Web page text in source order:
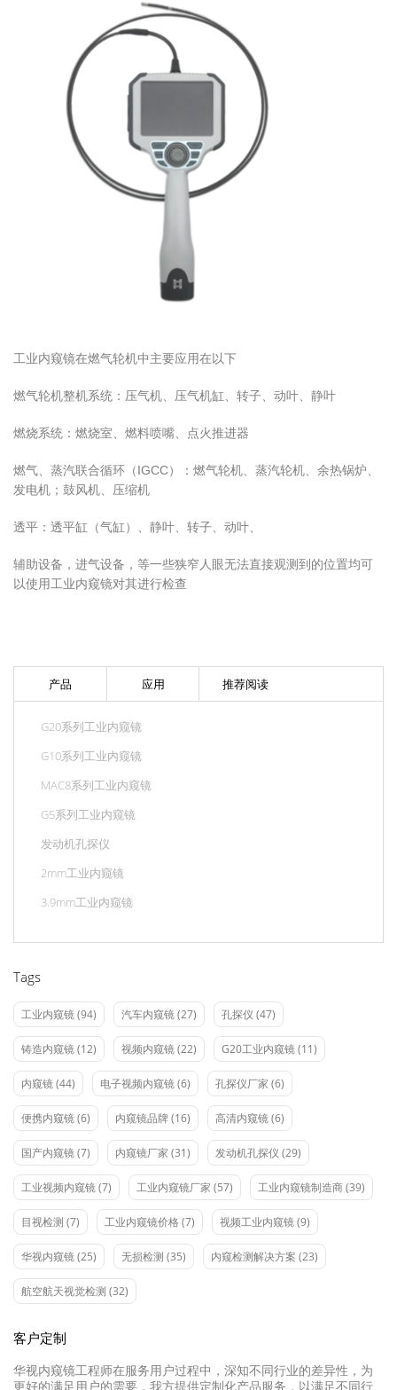
工业内窥镜在燃气轮机中主要应用在以下
燃气轮机整机系统：压气机、压气机缸、转子、动叶、静叶
燃烧系统：燃烧室、燃料喷嘴、点火推进器
燃气、蒸汽联合循环（IGCC）：燃气轮机、蒸汽轮机、余热锅炉、
发电机；鼓风机、压缩机
透平：透平缸（气缸）、静叶、转子、动叶、
辅助设备，进气设备，等一些狭窄人眼无法直接观测到的位置均可
以使用工业内窥镜对其进行检查
产品 应用 推荐阅读
G20系列工业内窥镜
G10系列工业内窥镜
MAC8系列工业内窥镜
G5系列工业内窥镜
发动机孔探仪
2mm工业内窥镜
3.9mm工业内窥镜
Tags
工业内窥镜(94) 汽车内窥镜(27) 孔探仪 (47)
铸造内窥镜(12) 视频内窥镜(22) G20工业内窥镜(11)
内窥镜(44) 电子视频内窥镜(6) 孔探仪厂家 (6)
便携内窥镜(6) 内窥镜品牌(16) 高清内窥镜(6)
国产内窥镜(7) 内窥镜厂家 (31) 发动机孔探仪 (29)
工业视频内窥镜(7) 工业内窥镜厂家 (57) 工业内窥镜制造商(39)
目视检测 (7) 工业内窥镜价格 (7) 视频工业内窥镜(9)
华视内窥镜(25) 无损检测 (35) 内窥检测解决方案 (23)
航空航天视觉检测 (32)
客户定制
华视内窥镜工程师在服务用户过程中，深知不同行业的差异性，为
更好的满足用户的需要，我方提供定制化产品服务，以满足不同行